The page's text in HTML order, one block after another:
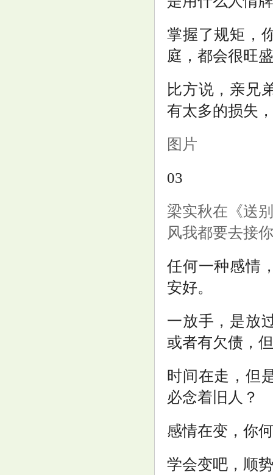
掌握了规矩，
庭，都会很旺
比方说，亲兄
有太多的损失
图片
03
梁实秋在《送
风我都要去接
任何一种感情
安好。
一放手，是放
或者有欠债，
时间在走，但
必念着旧人？
感情在变，你
学会变吧，顺